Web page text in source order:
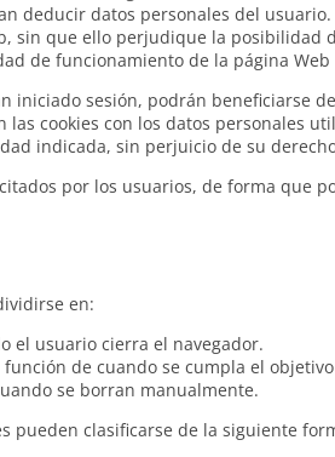
deducir datos personales del
sin que ello perjudique la posibilidad
de funcionamiento de la página
iniciado sesión, podrán beneficiarse
cookies con los datos personales
indicada, sin perjuicio de su
por los usuarios, de forma que
en:
el usuario cierra el navegador.
de cuando se cumpla el
se borran manualmente.
pueden clasificarse de la siguiente